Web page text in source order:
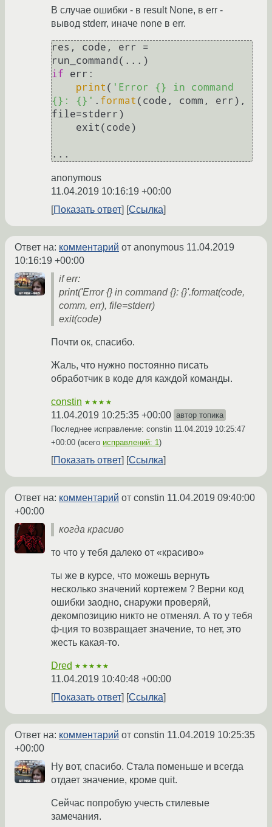
В случае ошибки - в result None, в err -
вывод stderr, иначе none в err.
res, code, err =
if err:
print ( 'Error {} in command
{}: {}' . format (code, comm, err),
file=stderr)
anonymous
11.04.2019 10:16:19 +00:00
Показать ответ
Ссылка
Ответ на: комментарий от anonymous 11.04.2019
10:16:19 +00:00
if err:
print('Error {} in command {}: {}'.format(code,
comm, err), file=stderr)
exit(code)
Почти ок, спасибо.
Жаль, что нужно постоянно писать
обработчик в коде для каждой команды.
constin ★★★★
11.04.2019 10:25:35 +00:00 автор топика
Последнее исправление: constin 11.04.2019 10:25:47
+00:00 (всего исправлений: 1)
Показать ответ Ссылка
Ответ на: комментарий от constin 11.04.2019 09:40:00
+00:00
когда красиво
то что у тебя далеко от «красиво»
ты же в курсе, что можешь вернуть
несколько значений кортежем ? Верни код
ошибки заодно, снаружи проверяй,
декомпозицию никто не отменял. А то у тебя
ф-ция то возвращает значение, то нет, это
жесть какая-то.
Dred ★★★★★
11.04.2019 10:40:48 +00:00
Показать ответ
Ссылка
Ответ на: комментарий от constin 11.04.2019 10:25:35
+00:00
Ну вот, спасибо. Стала поменьше и всегда
отдает значение, кроме quit.
Сейчас попробую учесть стилевые
замечания.